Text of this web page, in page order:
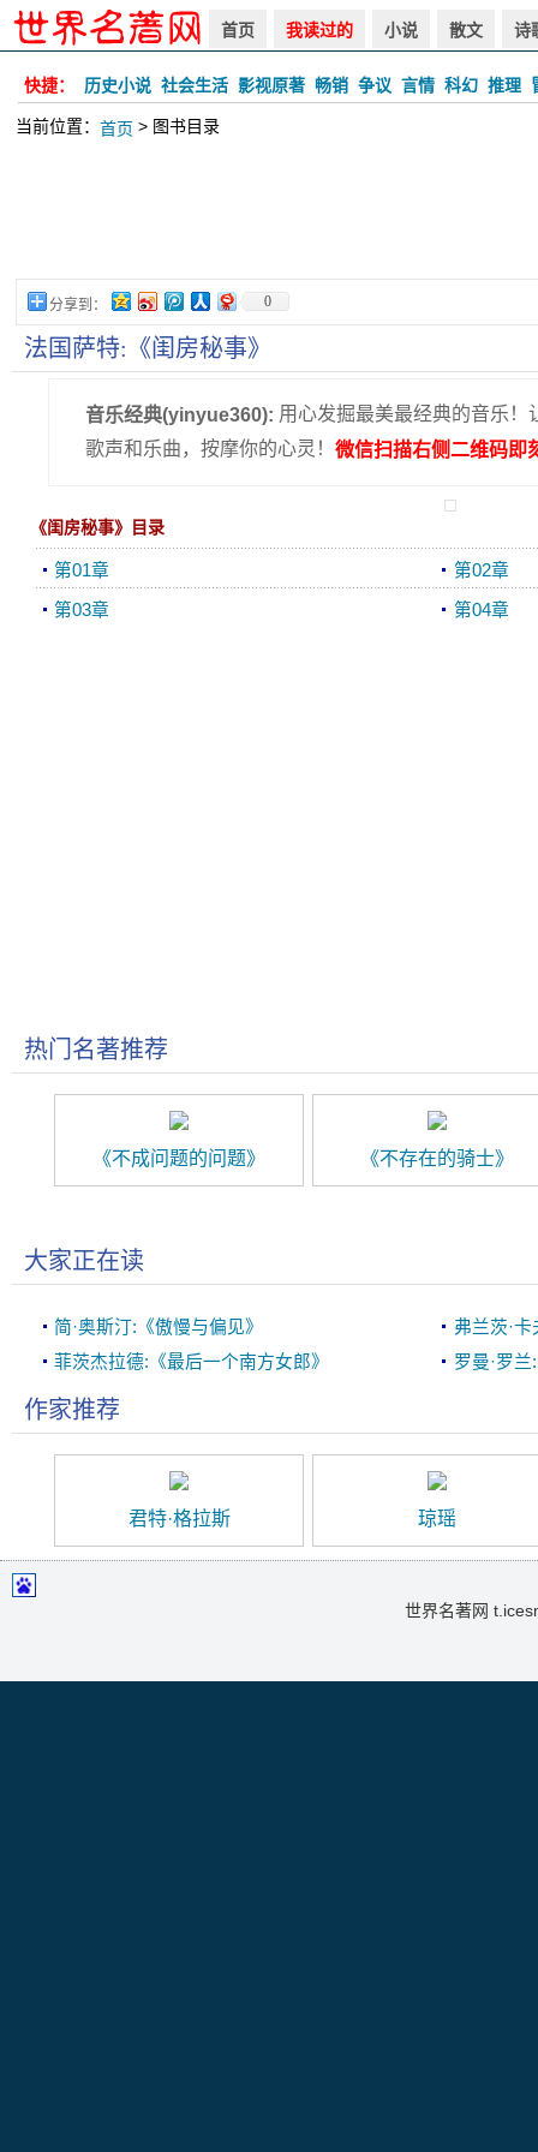
首页 我读过的 小说 散文 诗
快捷： 历史小说 社会生活 影视原著 畅销 争议 言情 科幻 推理
当前位置： 首页 > 图书目录
分享到： 0
法国萨特:《闺房秘事》
音乐经典(yinyue360): 用心发掘最美最经典的音乐！
歌声和乐曲，按摩你的心灵！ 微信扫描右侧二维码即
《闺房秘事》目录
第01章 第02章
第03章 第04章
热门名著推荐
《不成问题的问题》 《不存在的骑士》
大家正在读
简·奥斯汀:《傲慢与偏见》
弗兰茨·
菲茨杰拉德:《最后一个南方女郎》
罗曼·罗
作家推荐
君特·格拉斯 琼瑶
世界名著网